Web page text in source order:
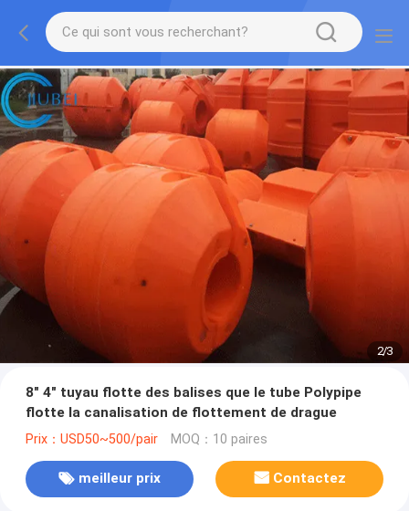
2/3
8" 4" tuyau flotte des balises que le tube Polypipe
flotte la canalisation de flottement de drague
Prix：USD50~500/pair MOQ：10 paires
meilleur prix Contactez